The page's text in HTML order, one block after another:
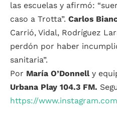
las escuelas y afirmó:
caso a Trotta”. Carlos
Carrió, Vidal, Rodríguez
perdón por haber
sanitaria”.
Por María O’Donnelly
Urbana Play 104.3 FM.
https://